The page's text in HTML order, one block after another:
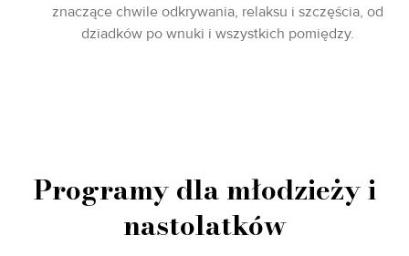
znaczące chwile odkrywania, relaksu i szczęścia, od
dziadków po wnuki i wszystkich pomiędzy.
Programy dla młodzieży i
nastolatków